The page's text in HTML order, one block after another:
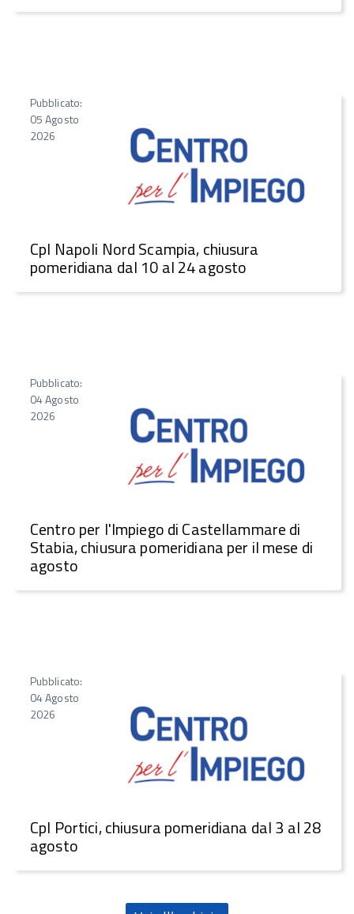
Pubblicato:
05 Agosto
2026
CpI Napoli Nord Scampia, chiusura
pomeridiana dal 10 al 24 agosto
Pubblicato:
04 Agosto
2026
Centro per l'Impiego di Castellammare di
Stabia, chiusura pomeridiana per il mese di
agosto
Pubblicato:
04 Agosto
2026
CpI Portici, chiusura pomeridiana dal 3 al 28
agosto